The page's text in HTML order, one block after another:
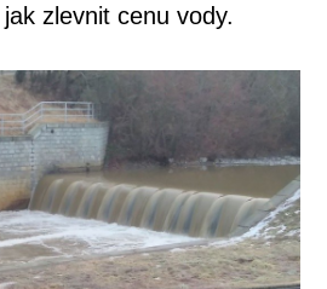
zlevnit cenu vody.